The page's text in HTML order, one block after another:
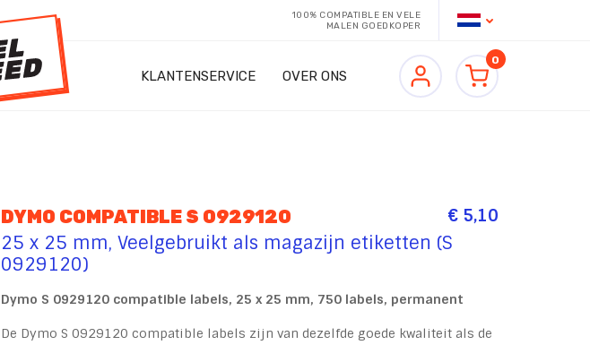
100% COMPATIBLE EN VELE
MALEN GOEDKOPER
KLANTENSERVICE OVER ONS
0
DYMO COMPATIBLE S 0929120 € 5,10
25 x 25 mm, Veelgebruikt als magazijn etiketten (S
0929120)
Dymo S 0929120 compatible labels, 25 x 25 mm, 750 labels, permanent
De Dymo S 0929120 compatible labels zijn van dezelfde goede kwaliteit als de